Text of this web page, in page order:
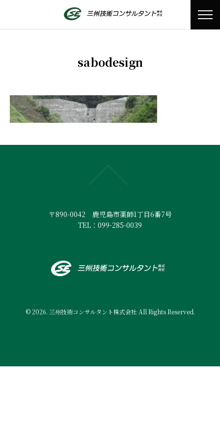
sabodesign
〒890-0042 鹿児島市薬師1丁目6番7号
TEL：099-285-0039
© 2026. 三州技術コンサルタント株式会社 All Rights Reserved.